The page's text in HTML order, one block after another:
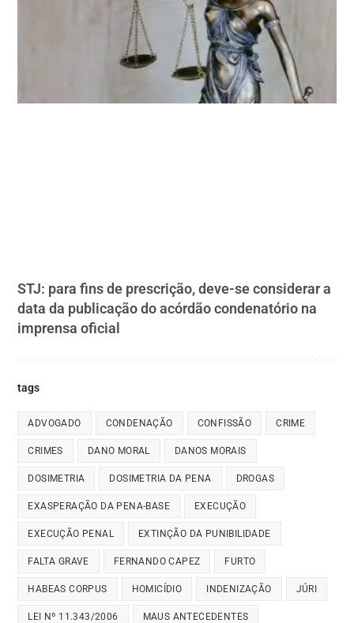
STJ: para fins de prescrição, deve-se considerar a
data da publicação do acórdão condenatório na
imprensa oficial
tags
ADVOGADO CONDENAÇÃO CONFISSÃO CRIME
CRIMES DANO MORAL DANOS MORAIS
DOSIMETRIA DOSIMETRIA DA PENA DROGAS
EXASPERAÇÃO DA PENA-BASE EXECUÇÃO
EXECUÇÃO PENAL EXTINÇÃO DA PUNIBILIDADE
FALTA GRAVE FERNANDO CAPEZ FURTO
HABEAS CORPUS HOMICÍDIO INDENIZAÇÃO JÚRI
LEI Nº 11.343/2006 MAUS ANTECEDENTES